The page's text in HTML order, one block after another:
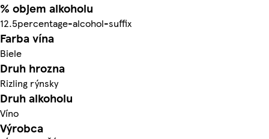
% objem alkoholu
12.5percentage-alcohol-suffix
Farba vína
Biele
Druh hrozna
Rizling rýnsky
Druh alkoholu
Víno
Výrobca